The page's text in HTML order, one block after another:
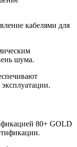
кабелями для
шума.
80+ GOLD